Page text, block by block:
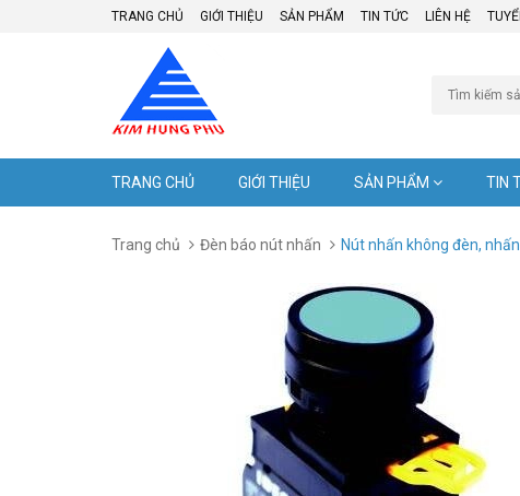
TRANG CHỦ GIỚI THIỆU SẢN PHẨM TIN TỨC LIÊN HỆ
TRANG CHỦ GIỚI THIỆU SẢN PHẨM TIN
Trang chủ Đèn báo nút nhấn Nút nhấn không đèn,